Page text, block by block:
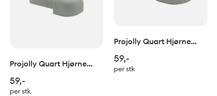
Projolly Quart Hjørne
H:10mm
59,-
per stk
Projolly Quart Hjørne
H:12,5mm
59,-
per stk